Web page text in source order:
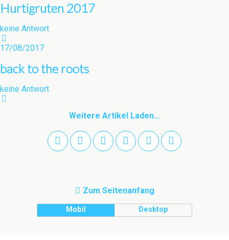
Hurtigruten 2017
keine Antwort
17/08/2017
back to the roots
keine Antwort
Weitere Artikel Laden…
Zum Seitenanfang
Mobil Desktop